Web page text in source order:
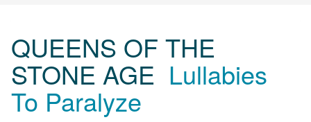
QUEENS OF THE
STONE AGE Lullabies
To Paralyze